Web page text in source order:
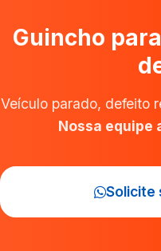
Guincho
Veículo parado, defeito
Nossa equipe
Solicite